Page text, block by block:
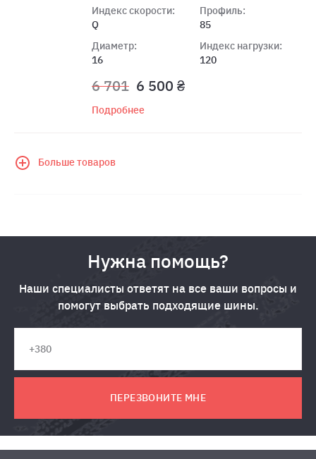
Индекс скорости:
Q
Диаметр:
16
Профиль:
85
Индекс нагрузки:
120
6 701 6 500 ₴
Подробнее
Больше товаров
Нужна помощь?
Наши специалисты ответят на все ваши вопросы и
помогут выбрать подходящие шины.
ПЕРЕЗВОНИТЕ МНЕ